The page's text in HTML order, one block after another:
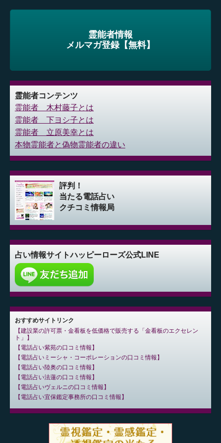
霊能者情報
メルマガ登録【無料】
霊能者コンテンツ
霊能者 木村藤子とは
霊能者 下ヨシ子とは
霊能者 立原美幸とは
本物霊能者と偽物霊能者の違い
評判！
当たる電話占い
クチコミ情報局
占い情報サイトハッピーローズ公式LINE
おすすめサイトリンク
建設業の許可票・金看板を低価格で販売する「金看板のエクセレン
ト」
電話占い紫苑の口コミ情報
電話占いミーシャ・コーポレーションの口コミ情報
電話占い陸奥の口コミ情報
電話占い法蓮の口コミ情報
電話占いヴェルニの口コミ情報
電話占い宜保鑑定事務所の口コミ情報